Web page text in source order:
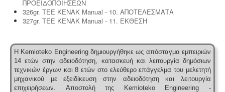
ΠΡΟΕΙΔΟΠΟΙΗΣΕΩΝ
326gr. ΤΕΕ ΚΕΝΑΚ Manual - 10. ΑΠΟΤΕΛΕΣΜΑΤΑ
327gr. ΤΕΕ ΚΕΝΑΚ Manual - 11. ΕΚΘΕΣΗ
Η Kemioteko Engineering δημιουργήθηκε ως απόσταγμα εμπειριών
14 ετών στην αδειοδότηση, κατασκευή και λειτουργία δημόσιων
τεχνικών έργων και 8 ετών στο ελεύθερο επάγγελμα του μελετητή
μηχανικού με εξειδίκευση στην αδειοδότηση και λειτουργία
επιχειρήσεων. Αποστολή της Kemioteko Engineering -